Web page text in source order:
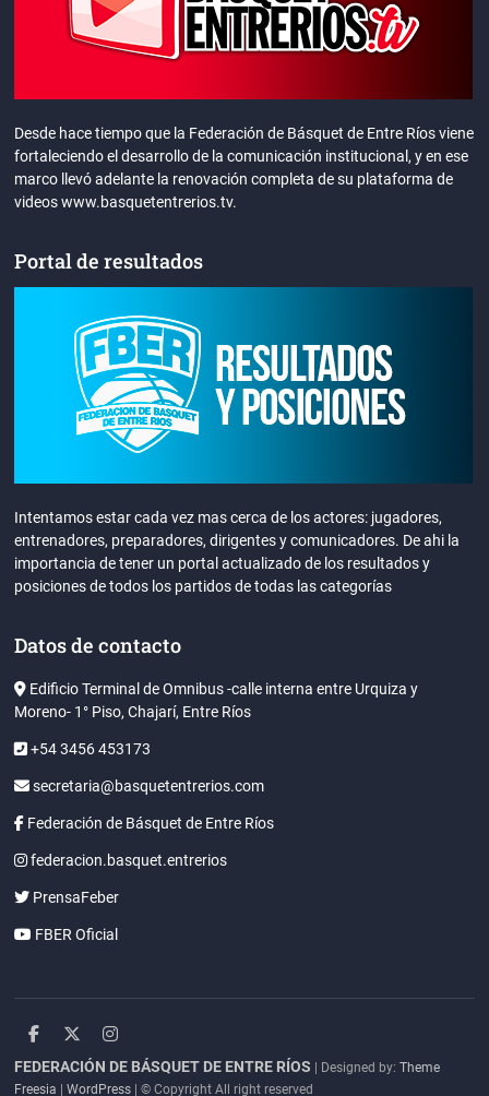
Desde hace tiempo que la Federación de Básquet de Entre Ríos viene
fortaleciendo el desarrollo de la comunicación institucional, y en ese
marco llevó adelante la renovación completa de su plataforma de
videos www.basquetentrerios.tv.
Portal de resultados
Intentamos estar cada vez mas cerca de los actores: jugadores,
entrenadores, preparadores, dirigentes y comunicadores. De ahi la
importancia de tener un portal actualizado de los resultados y
posiciones de todos los partidos de todas las categorías
Datos de contacto
Edificio Terminal de Omnibus -calle interna entre Urquiza y
Moreno- 1° Piso, Chajarí, Entre Ríos
+54 3456 453173
secretaria@basquetentrerios.com
Federación de Básquet de Entre Ríos
federacion.basquet.entrerios
PrensaFeber
FBER Oficial
facebook
twitterinstagram
FEDERACIÓN DE BÁSQUET DE ENTRE RÍOS | Designed by:Theme
Freesia |WordPress | © Copyright All right reserved